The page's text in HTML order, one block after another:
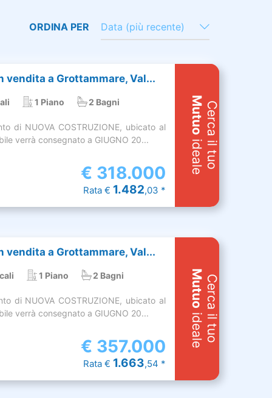
ORDINA PER Data (più recente)
vendita a Grottammare, Val...
1 Piano 2 Bagni
di NUOVA COSTRUZIONE, ubicato al
verrà consegnato a GIUGNO 20...
€ 318.000
Rata € 1.482,03 *
Cerca il tuo
Mutuo
ideale
vendita a Grottammare, Val...
1 Piano 2 Bagni
di NUOVA COSTRUZIONE, ubicato al
verrà consegnato a GIUGNO 20...
€ 357.000
Rata € 1.663,54 *
Cerca il tuo
Mutuo
ideale